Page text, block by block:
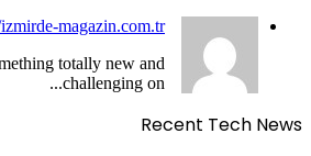
magazin.com.tr/
totally new and
challenging on...
Recent Tech News